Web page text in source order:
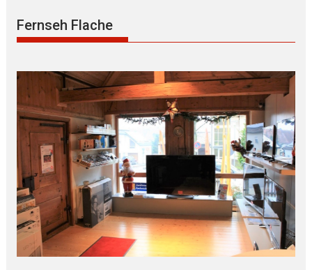
Fernseh Flache